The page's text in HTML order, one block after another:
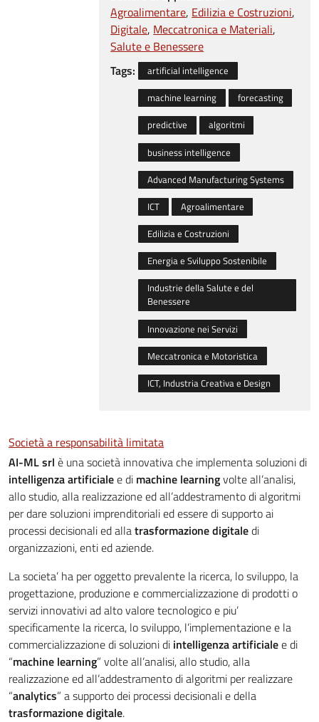
Agroalimentare Edilizia e Costruzioni
Digitale Meccatronica e Materiali
Salute e Benessere
Tags:
artificial intelligence
machine learning
forecasting
predictive
algoritmi
business intelligence
Advanced Manufacturing Systems
ICT
Agroalimentare
Edilizia e Costruzioni
Energia e Sviluppo Sostenibile
Industrie della Salute e del
Benessere
Innovazione nei Servizi
Meccatronica e Motoristica
ICT, Industria Creativa e Design
Società a responsabilità limitata
AI-ML srl è una società innovativa che implementa soluzioni di
intelligenza artificialee di machine learningvolte all’analisi,
allo studio, alla realizzazione ed all’addestramento di algoritmi
per dare soluzioni imprenditoriali ed essere di supporto ai
processi decisionali ed allatrasformazione digitaledi
organizzazioni, enti ed aziende.
La societa’ ha per oggetto prevalente la ricerca, lo sviluppo, la
progettazione, produzione e commercializzazione di prodotti o
servizi innovativi ad alto valore tecnologico e piu’
specificamente la ricerca, lo sviluppo, l’implementazione e la
commercializzazione di soluzioni di intelligenza artificialee di
“machine learning” volte all’analisi, allo studio, alla
realizzazione ed all’addestramento di algoritmi per realizzare
“analytics” a supporto dei processi decisionali e della
trasformazione digitale.